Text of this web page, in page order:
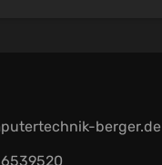
berger.de